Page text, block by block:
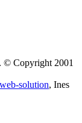
. © Copyright 2001
solution, Ines